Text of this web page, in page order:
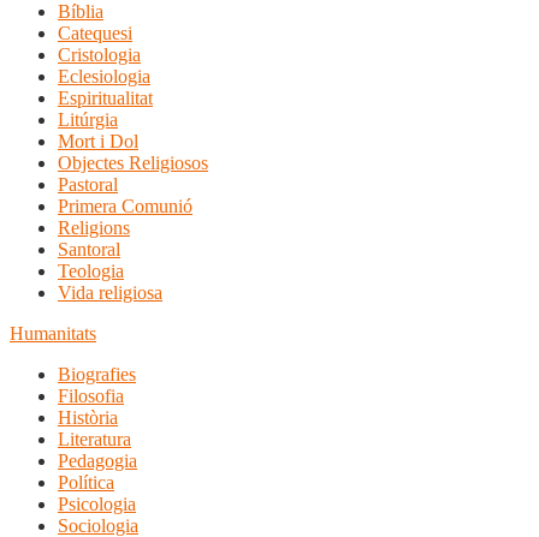
Bíblia
Catequesi
Cristologia
Eclesiologia
Espiritualitat
Litúrgia
Mort i Dol
Objectes Religiosos
Pastoral
Primera Comunió
Religions
Santoral
Teologia
Vida religiosa
Humanitats
Biografies
Filosofia
Història
Literatura
Pedagogia
Política
Psicologia
Sociologia